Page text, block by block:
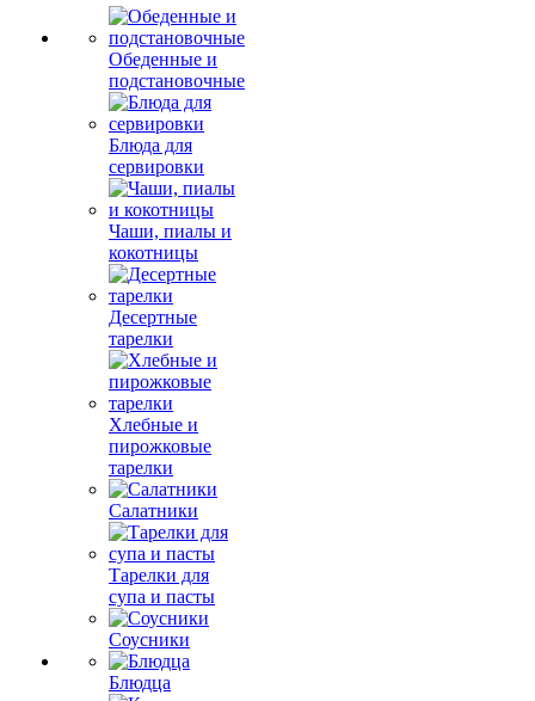
Обеденные и
подстановочные
Блюда для
сервировки
Чаши, пиалы и
кокотницы
Десертные
тарелки
Хлебные и
пирожковые
тарелки
Салатники
Тарелки для
супа и пасты
Соусники
Блюдца